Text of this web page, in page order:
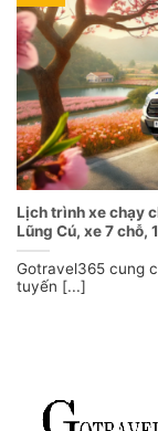
Lịch trình xe chạy
Lũng Cú, xe 7 chỗ,
Gotravel365 cung
tuyến [...]